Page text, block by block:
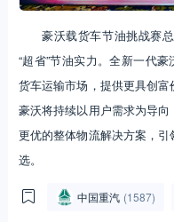
豪沃载货车节油挑战赛
“超省”节油实力。全新一代
货车运输市场，提供更具创
豪沃将持续以用户需求为导
更优的整体物流解决方案，
选。
中国重汽 (1587)